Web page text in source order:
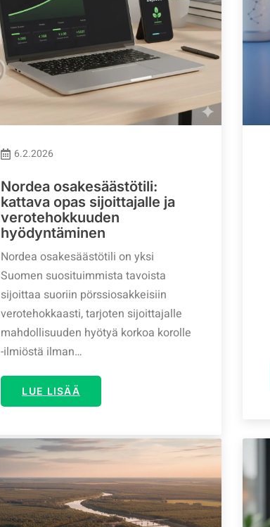
6.2.2026
Nordea osakesäästötili:
kattava opas sijoittajalle ja
verotehokkuuden
hyödyntäminen
Nordea osakesäästötili on yksi
Suomen suosituimmista tavoista
sijoittaa suoriin pörssiosakkeisiin
verotehokkaasti, tarjoten sijoittajalle
mahdollisuuden hyötyä korkoa korolle
-ilmiöstä ilman…
LUE LISÄÄ